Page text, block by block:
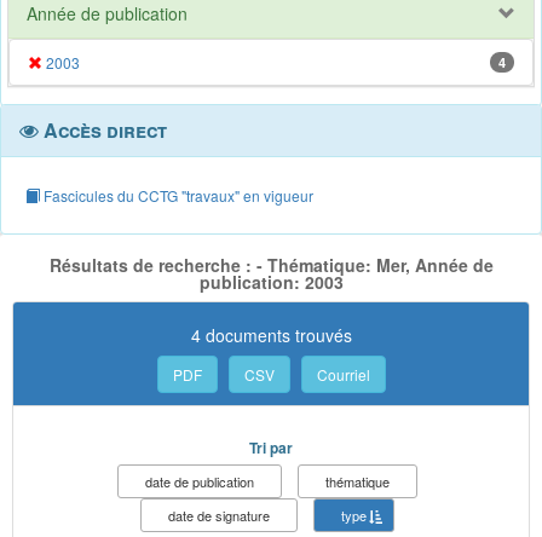
Année de publication
2003 4
Accès direct
Fascicules du CCTG "travaux" en vigueur
Résultats de recherche : - Thématique: Mer, Année de
publication: 2003
4 documents trouvés
PDF CSV Courriel
Tri par
date de publication
thématique
date de signature
type